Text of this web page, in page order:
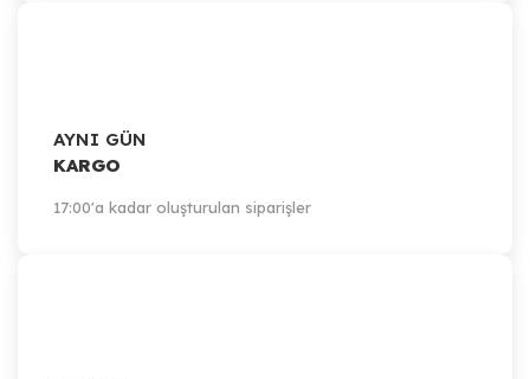
AYNI GÜN
KARGO
17:00'a kadar oluşturulan siparişler